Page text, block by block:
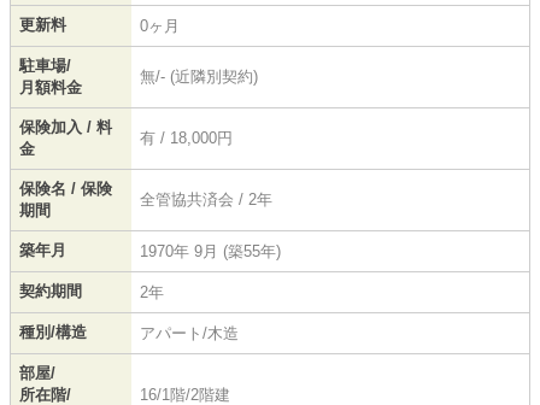
更新料 0ヶ月
駐車場/
月額料金
無/- (近隣別契約)
保険加入 / 料
金
有 / 18,000円
保険名 / 保険
期間
全管協共済会 / 2年
築年月 1970年 9月 (築55年)
契約期間 2年
種別/構造 アパート/木造
部屋/
所在階/
16/1階/2階建